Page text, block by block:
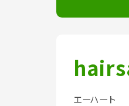
エーハート